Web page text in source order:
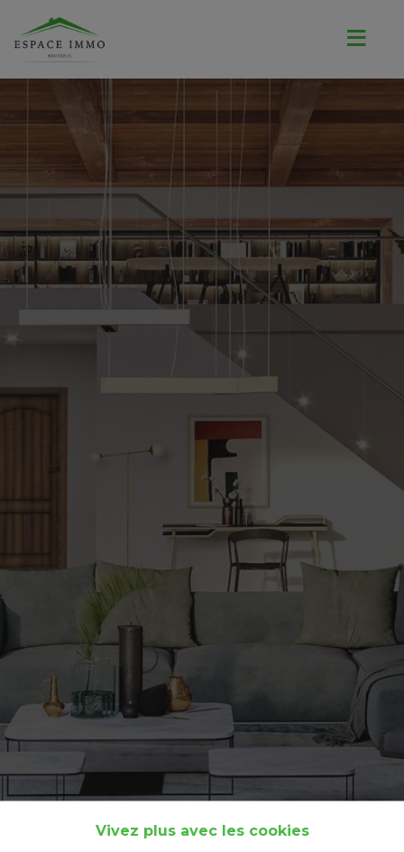
Vivez plus avec les cookies
Accueil